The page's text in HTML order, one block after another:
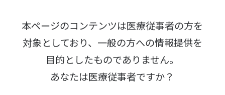
本ページのコンテンツは医療従事者の方を
対象としており、 一般の方への情報提供を
目的としたものでありません。
あなたは医療従事者ですか？